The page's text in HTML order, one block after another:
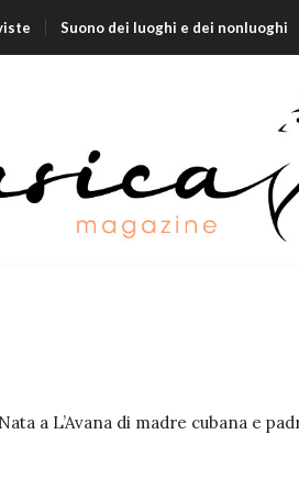
Suono dei luoghi e dei nonluoghi
a L’Avana di madre cubana e